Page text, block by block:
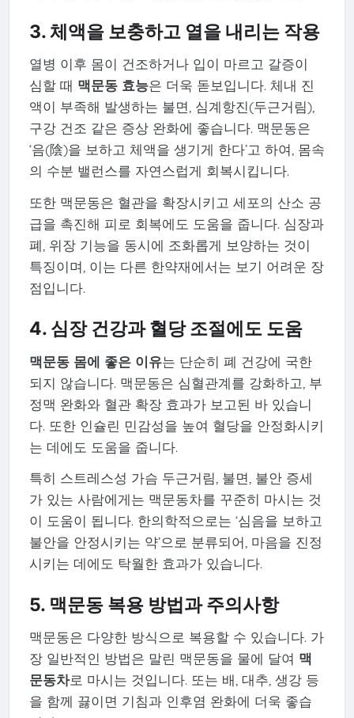
3. 체액을 보충하고 열을 내리는 작용
열병 이후 몸이 건조하거나 입이 마르고 갈증이
심할 때 맥문동 효능은 더욱 돋보입니다. 체내 진
액이 부족해 발생하는 불면, 심계항진(두근거림),
구강 건조 같은 증상 완화에 좋습니다. 맥문동은
‘음(陰)을 보하고 체액을 생기게 한다’고 하여, 몸속
의 수분 밸런스를 자연스럽게 회복시킵니다.
또한 맥문동은 혈관을 확장시키고 세포의 산소 공
급을 촉진해 피로 회복에도 도움을 줍니다. 심장과
폐, 위장 기능을 동시에 조화롭게 보양하는 것이
특징이며, 이는 다른 한약재에서는 보기 어려운 장
점입니다.
4. 심장 건강과 혈당 조절에도 도움
맥문동 몸에 좋은 이유는 단순히 폐 건강에 국한
되지 않습니다. 맥문동은 심혈관계를 강화하고, 부
정맥 완화와 혈관 확장 효과가 보고된 바 있습니
다. 또한 인슐린 민감성을 높여 혈당을 안정화시키
는 데에도 도움을 줍니다.
특히 스트레스성 가슴 두근거림, 불면, 불안 증세
가 있는 사람에게는 맥문동차를 꾸준히 마시는 것
이 도움이 됩니다. 한의학적으로는 ‘심음을 보하고
불안을 안정시키는 약’으로 분류되어, 마음을 진정
시키는 데에도 탁월한 효과가 있습니다.
5. 맥문동 복용 방법과 주의사항
맥문동은 다양한 방식으로 복용할 수 있습니다. 가
장 일반적인 방법은 말린 맥문동을 물에 달여 맥
문동차로 마시는 것입니다. 또는 배, 대추, 생강 등
을 함께 끓이면 기침과 인후염 완화에 더욱 좋습